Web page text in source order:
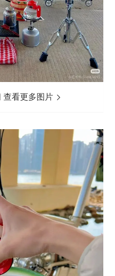
查看更多图片